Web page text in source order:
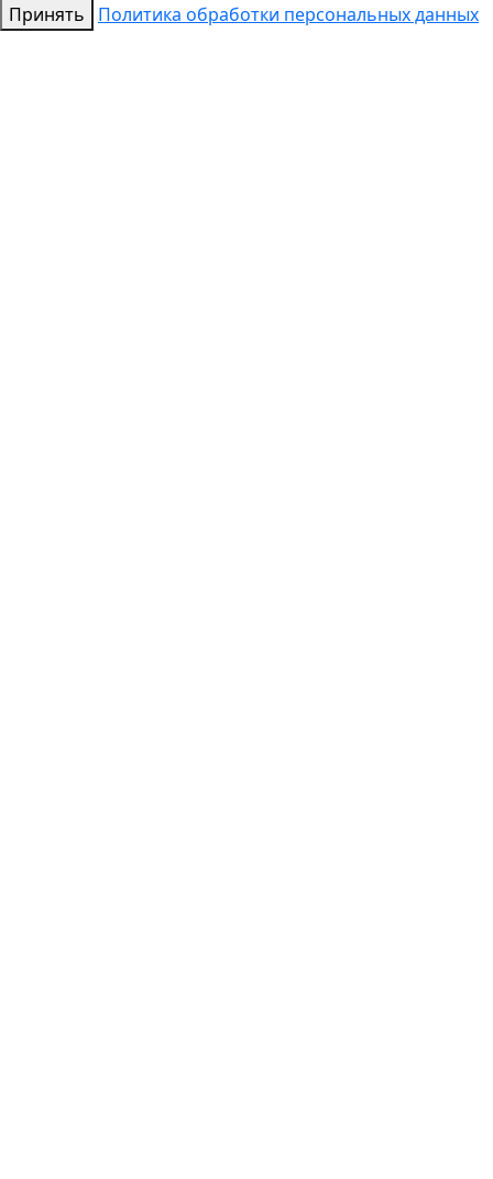
Принять
Политика обработки персональных данных